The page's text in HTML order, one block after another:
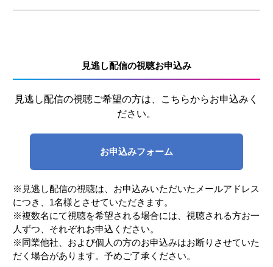
見逃し配信の視聴お申込み
見逃し配信の視聴ご希望の方は、こちらからお申込みく
ださい。
お申込みフォーム
※見逃し配信の視聴は、お申込みいただいたメールアドレス
につき、1名様とさせていただきます。
※複数名にて視聴を希望される場合には、視聴される方お一
人ずつ、それぞれお申込ください。
※同業他社、および個⼈の⽅のお申込みはお断りさせていた
だく場合があります。予めご了承ください。